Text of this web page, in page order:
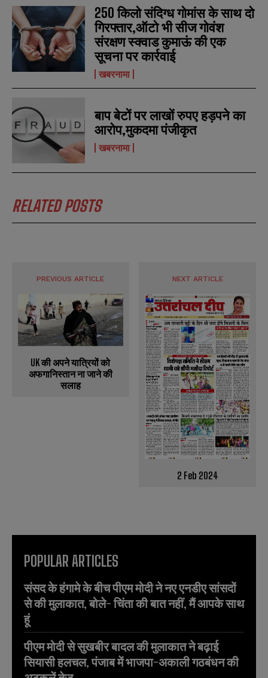
*
N
m
b
e
s
SUBMIT
*
N
m
b
e
s
SUBMIT
250 किलो संदिग्ध गोमांस के साथ दो
गिरफ्तार,ऑटो भी सीज गोवंश
संरक्षण स्क्वाड कुमाऊं की एक
सूचना पर कार्रवाई
खबरनामा
बाप बेटों पर लाखों रुपए हड़पने का
आरोप,मुकदमा पंजीकृत
खबरनामा
RELATED POSTS
PREVIOUS ARTICLE
UK की अपने यात्रियों को
अफगानिस्‍तान ना जाने की
सलाह
NEXT ARTICLE
2 Feb 2024
POPULAR ARTICLES
संसद के हंगामे के बीच पीएम मोदी ने नए एनडीए सांसदों
से की मुलाकात, बोले- चिंता की बात नहीं, मैं आपके साथ
हूं
पीएम मोदी से सुखबीर बादल की मुलाकात ने बढ़ाई
सियासी हलचल, पंजाब में भाजपा-अकाली गठबंधन की